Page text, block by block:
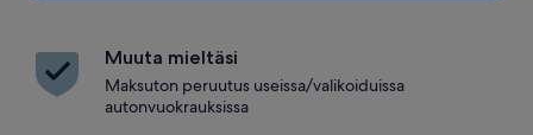
Muuta mieltäsi
Maksuton peruutus useissa/valikoiduissa
autonvuokrauksissa